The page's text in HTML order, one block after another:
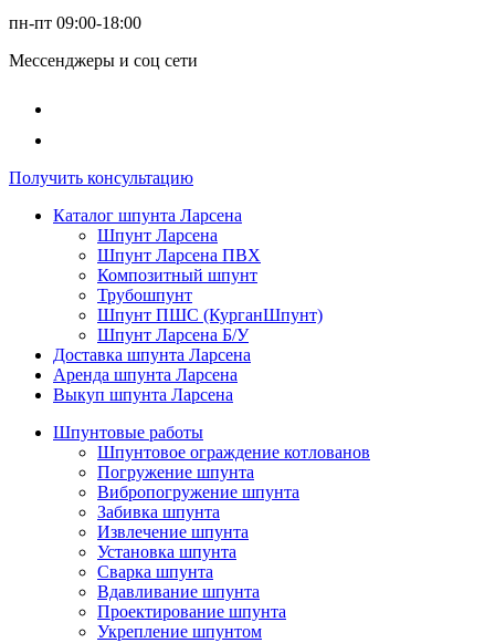
пн-пт 09:00-18:00
Мессенджеры и соц сети
Получить консультацию
Каталог шпунта Ларсена
Шпунт Ларсена
Шпунт Ларсена ПВХ
Композитный шпунт
Трубошпунт
Шпунт ПШС (КурганШпунт)
Шпунт Ларсена Б/У
Доставка шпунта Ларсена
Аренда шпунта Ларсена
Выкуп шпунта Ларсена
Шпунтовые работы
Шпунтовое ограждение котлованов
Погружение шпунта
Вибропогружение шпунта
Забивка шпунта
Извлечение шпунта
Установка шпунта
Сварка шпунта
Вдавливание шпунта
Проектирование шпунта
Укрепление шпунтом